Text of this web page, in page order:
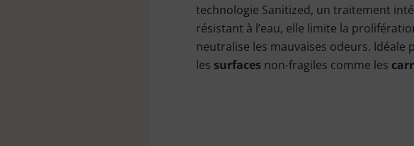
technologie Sanitized, un traitement
résistant à l’eau, elle limite la
neutralise les mauvaises odeurs.
les surfaces non-fragiles comme les